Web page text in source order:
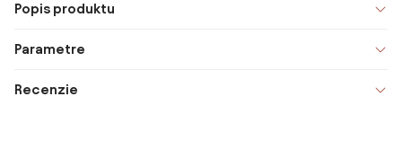
Popis produktu
Parametre
Recenzie